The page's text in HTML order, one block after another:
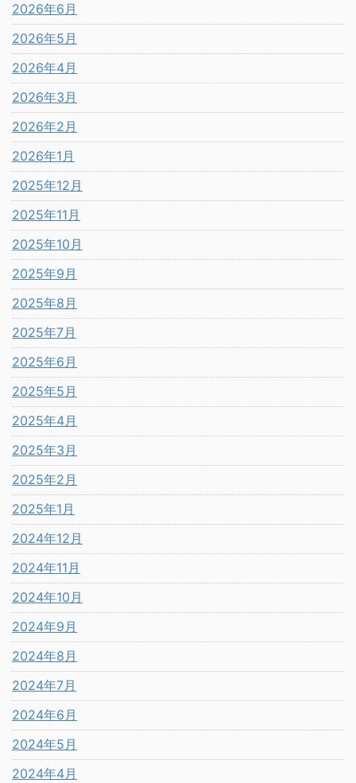
2026年6月
2026年5月
2026年4月
2026年3月
2026年2月
2026年1月
2025年12月
2025年11月
2025年10月
2025年9月
2025年8月
2025年7月
2025年6月
2025年5月
2025年4月
2025年3月
2025年2月
2025年1月
2024年12月
2024年11月
2024年10月
2024年9月
2024年8月
2024年7月
2024年6月
2024年5月
2024年4月